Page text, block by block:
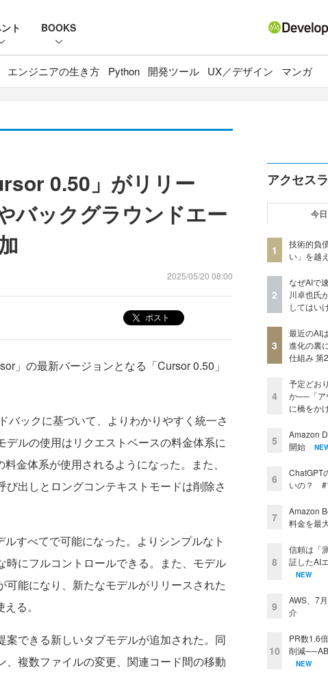
ト BOOKS
エンジニアの生き方 Python 開発ツール UX／デザイン マンガ
0.50」がリリー
バックグラウンドエー
2025/05/20 08:00
ポスト
」の最新バージョンとなる「Cursor 0.50」
ックに基づいて、よりわかりやすく統一さ
ルの使用はリクエストベースの料金体系に
金体系が使用されるようになった。また、
出しとロングコンテキストモードは削除さ
すべてで可能になった。よりシンプルなト
にフルコントロールできる。また、モデル
能になり、新たなモデルがリリースされた
る。
できる新しいタブモデルが追加された。同
複数ファイルの変更、関連コード間の移動
アクセス
今日
1
技術的負
い」を越
2
なぜAIで
川卓也氏
してはい
3
最近のAI
進化の裏
仕組み 第
4
予定どお
か──「ア
に橋をか
5
Amazon
開始
6
ChatGPT
いの？ #
7
Amazon
料金を最
8
信頼は「
証したAI
NEW
9
AWS、7
介
10
PR数1.6
削減
NEW